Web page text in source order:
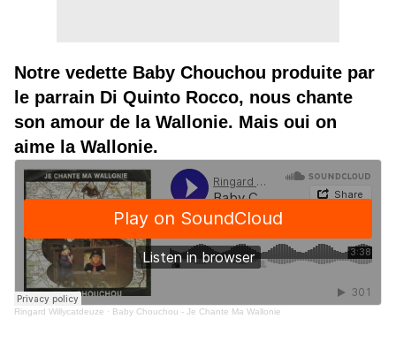
Notre vedette Baby Chouchou produite par
le parrain Di Quinto Rocco, nous chante
son amour de la Wallonie. Mais oui on
aime la Wallonie.
Ringard Willycatdeuze · Baby Chouchou - Je Chante Ma Wallonie